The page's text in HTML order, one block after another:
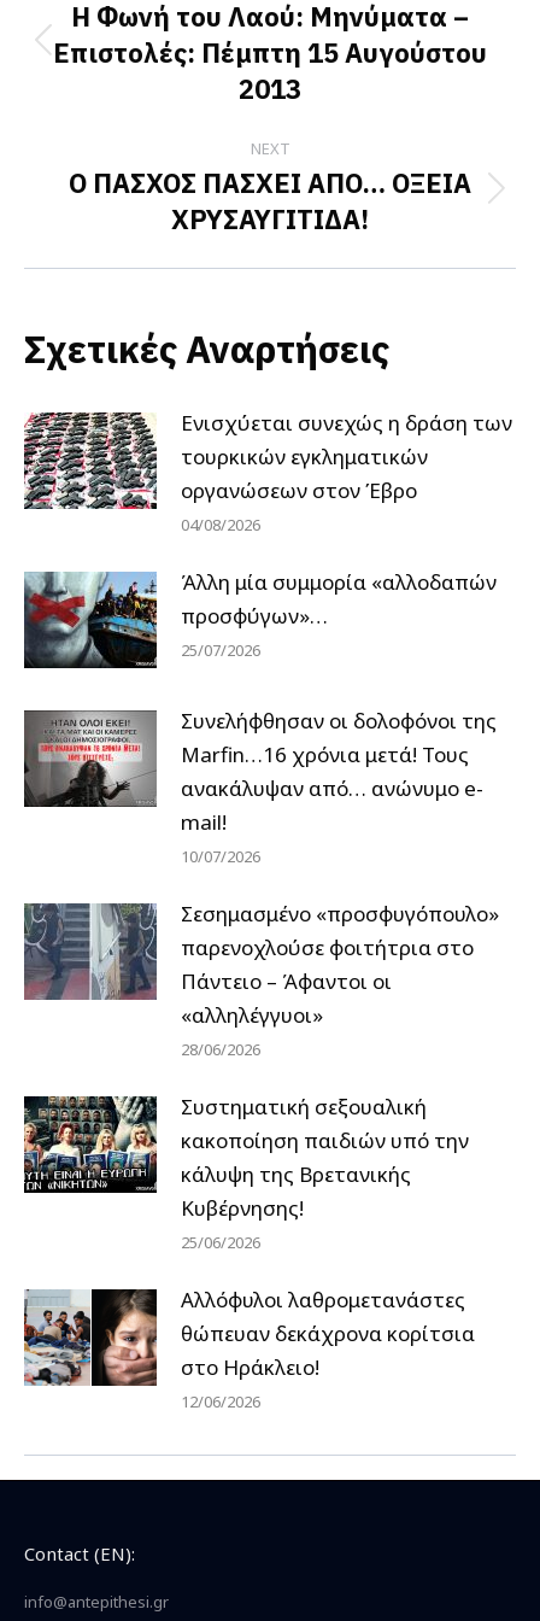
navigation
Previous
post:
Η Φωνή του Λαού: Μηνύματα –
Επιστολές: Πέμπτη 15 Αυγούστου
2013
NEXT
Next
post:
Ο ΠΑΣΧΟΣ ΠΑΣΧΕΙ ΑΠΟ… ΟΞΕΙΑ
ΧΡΥΣΑΥΓΙΤΙΔΑ!
Σχετικές Αναρτήσεις
Ενισχύεται συνεχώς η δράση των
τουρκικών εγκληματικών
οργανώσεων στον Έβρο
04/08/2026
Άλλη μία συμμορία «αλλοδαπών
προσφύγων»…
25/07/2026
Συνελήφθησαν οι δολοφόνοι της
Marfin…16 χρόνια μετά! Τους
ανακάλυψαν από… ανώνυμο e-
mail!
10/07/2026
Σεσημασμένο «προσφυγόπουλο»
παρενοχλούσε φοιτήτρια στο
Πάντειο – Άφαντοι οι
«αλληλέγγυοι»
28/06/2026
Συστηματική σεξουαλική
κακοποίηση παιδιών υπό την
κάλυψη της Βρετανικής
Κυβέρνησης!
25/06/2026
Αλλόφυλοι λαθρομετανάστες
θώπευαν δεκάχρονα κορίτσια
στο Ηράκλειο!
12/06/2026
Contact (EN):
info@antepithesi.gr